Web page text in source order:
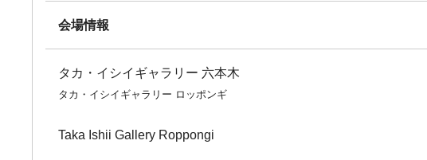
会場情報
タカ・イシイギャラリー 六本木
タカ・イシイギャラリー ロッポンギ
Taka Ishii Gallery Roppongi